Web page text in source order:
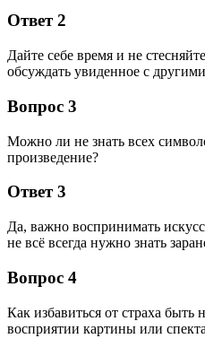
Ответ 2
Дайте себе время и не
обсуждать увиденное с
Вопрос 3
Можно ли не знать всех
произведение?
Ответ 3
Да, важно воспринимать
не всё всегда нужно знать
Вопрос 4
Как избавиться от страха
восприятии картины или